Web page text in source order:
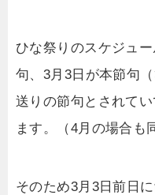
ひな祭りのスケジュ
句、3月3日が本節句
送りの節句とされて
ます。（4月の場合も
そのため3月3日前日